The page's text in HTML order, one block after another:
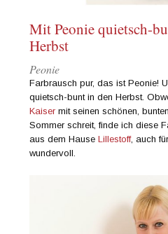
Mit Peonie quietsch-
Herbst
Peonie
Farbrausch pur, das ist Peonie!
quietsch-bunt in den Herbst.
Kaiser mit seinen schönen,
Sommer schreit, finde ich diese
aus dem HauseLillestoff, auch
wundervoll.